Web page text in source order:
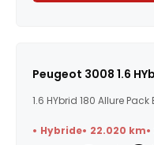
Peugeot 3008 1.6
1.6 HYbrid 180 Allure
Hybride 22.020 km